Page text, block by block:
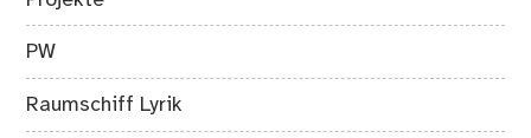
PW
Raumschiff Lyrik